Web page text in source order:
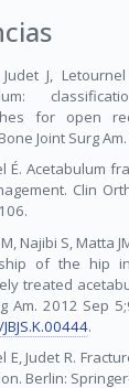
Judet J,
for open
Joint Surg
É. Acetabulum
Clin
Najibi S, Matta
of the hip
treated
Am. 2012 Sep
.
E, Judet R.
Berlin: